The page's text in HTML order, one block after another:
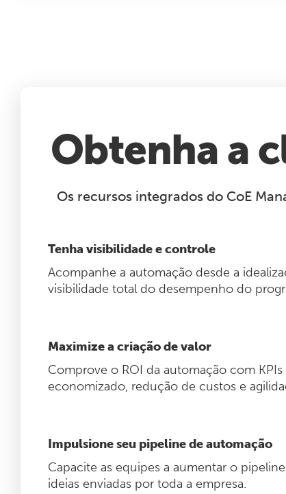
Obtenha a
Os recursos integrados do CoE
Tenha visibilidade e controle
Acompanhe a automação desde a
visibilidade total do desempenho do
Maximize a criação de valor
Comprove o ROI da automação com
economizado, redução de custos e
Impulsione seu pipeline de automação
Capacite as equipes a aumentar o
ideias enviadas por toda a empresa.